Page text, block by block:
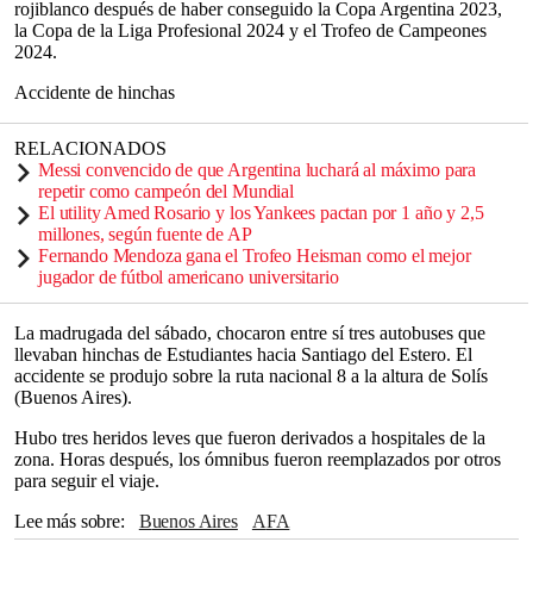
rojiblanco después de haber conseguido la Copa Argentina 2023,
la Copa de la Liga Profesional 2024 y el Trofeo de Campeones
2024.
Accidente de hinchas
RELACIONADOS
Messi convencido de que Argentina luchará al máximo para
repetir como campeón del Mundial
El utility Amed Rosario y los Yankees pactan por 1 año y 2,5
millones, según fuente de AP
Fernando Mendoza gana el Trofeo Heisman como el mejor
jugador de fútbol americano universitario
La madrugada del sábado, chocaron entre sí tres autobuses que
llevaban hinchas de Estudiantes hacia Santiago del Estero. El
accidente se produjo sobre la ruta nacional 8 a la altura de Solís
(Buenos Aires).
Hubo tres heridos leves que fueron derivados a hospitales de la
zona. Horas después, los ómnibus fueron reemplazados por otros
para seguir el viaje.
Lee más sobre
Buenos Aires
AFA